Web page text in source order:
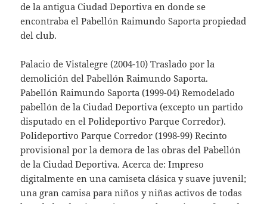
de la antigua Ciudad Deportiva en donde se
encontraba el Pabellón Raimundo Saporta propiedad
del club.
Palacio de Vistalegre (2004-10) Traslado por la
demolición del Pabellón Raimundo Saporta.
Pabellón Raimundo Saporta (1999-04) Remodelado
pabellón de la Ciudad Deportiva (excepto un partido
disputado en el Polideportivo Parque Corredor).
Polideportivo Parque Corredor (1998-99) Recinto
provisional por la demora de las obras del Pabellón
de la Ciudad Deportiva. Acerca de: Impreso
digitalmente en una camiseta clásica y suave juvenil;
una gran camisa para niños y niñas activos de todas